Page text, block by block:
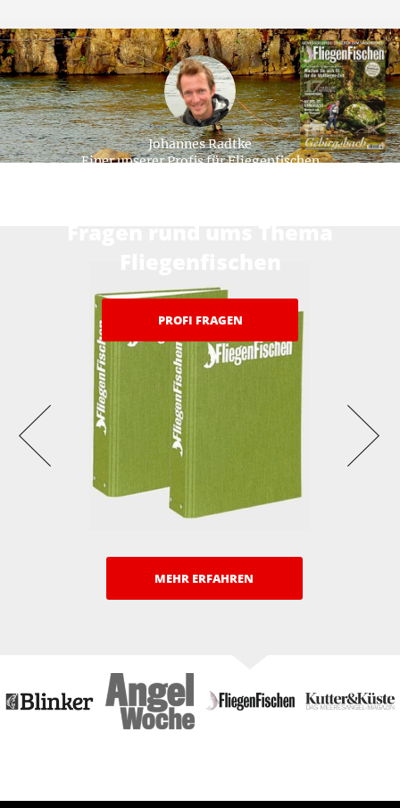
Johannes Radtke
Einer unserer Profis für Fliegenfischen
PROFI FRAGEN
MEHR ERFAHREN